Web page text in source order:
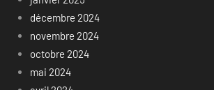
décembre 2024
novembre 2024
octobre 2024
mai 2024